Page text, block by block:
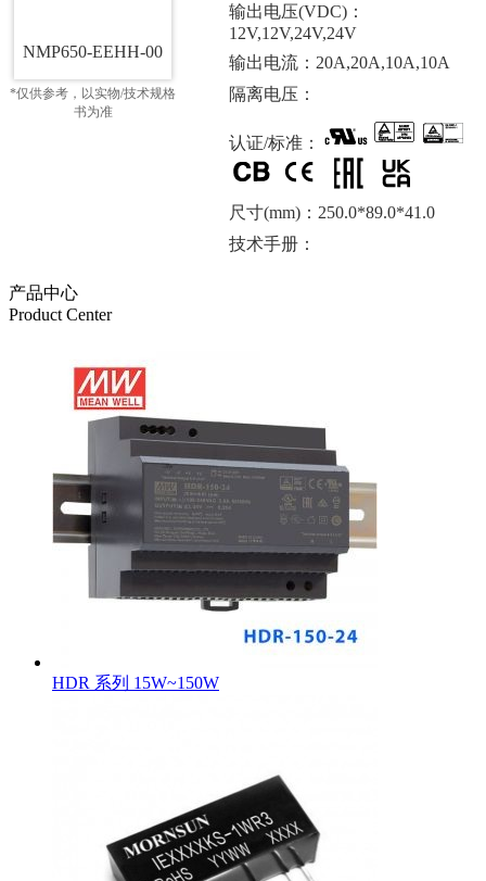
NMP650-EEHH-00
*仅供参考，以实物/技术规格
书为准
输出电压(VDC)：
12V,12V,24V,24V
输出电流：20A,20A,10A,10A
隔离电压：
认证/标准：
尺寸(mm)：250.0*89.0*41.0
技术手册：
产品中心
Product Center
HDR 系列 15W~150W